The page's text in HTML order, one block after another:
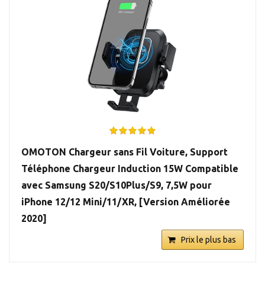
OMOTON Chargeur sans Fil Voiture, Support
Téléphone Chargeur Induction 15W Compatible
avec Samsung S20/S10Plus/S9, 7,5W pour
iPhone 12/12 Mini/11/XR, [Version Améliorée
2020]
Prix le plus bas